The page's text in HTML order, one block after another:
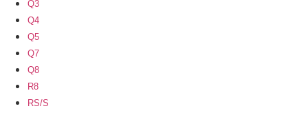
Q3
Q4
Q5
Q7
Q8
R8
RS/S